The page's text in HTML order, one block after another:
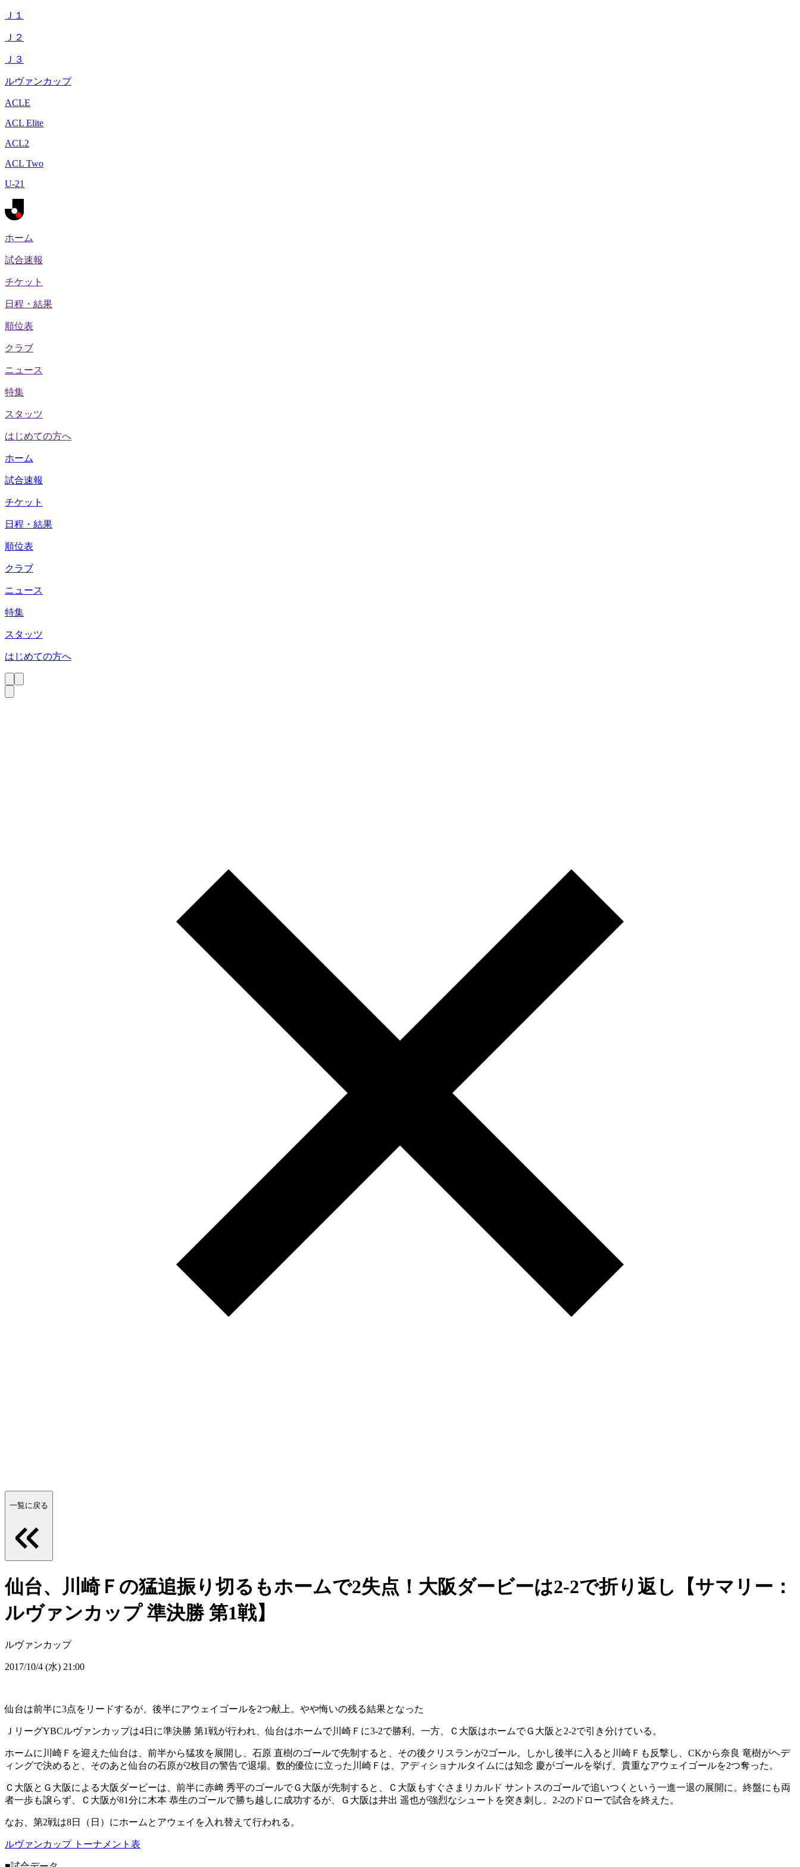
Ｊ１
Ｊ２
Ｊ３
ルヴァンカップ
ACLE
ACL Elite
ACL2
ACL Two
U-21
ホーム
試合速報
チケット
日程・結果
順位表
クラブ
ニュース
特集
スタッツ
はじめての方へ
ホーム
試合速報
チケット
日程・結果
順位表
クラブ
ニュース
特集
スタッツ
はじめての方へ
一覧に戻る
仙台、川崎Ｆの猛追振り切るもホームで2失点！大阪ダービーは2-2で折り返し【サマリー：
ルヴァンカップ 準決勝 第1戦】
ルヴァンカップ
2017/10/4 (水) 21:00
仙台は前半に3点をリードするが、後半にアウェイゴールを2つ献上。やや悔いの残る結果となった
ＪリーグYBCルヴァンカップは4日に準決勝 第1戦が行われ、仙台はホームで川崎Ｆに3-2で勝利。一方、Ｃ大阪はホームでＧ大阪と2-2で引き分けている。
ホームに川崎Ｆを迎えた仙台は、前半から猛攻を展開し、石原 直樹のゴールで先制すると、その後クリスランが2ゴール。しかし後半に入ると川崎Ｆも反撃し、CKから奈良 竜樹がヘデ
ィングで決めると、そのあと仙台の石原が2枚目の警告で退場。数的優位に立った川崎Ｆは、アディショナルタイムには知念 慶がゴールを挙げ、貴重なアウェイゴールを2つ奪った。
Ｃ大阪とＧ大阪による大阪ダービーは、前半に赤﨑 秀平のゴールでＧ大阪が先制すると、Ｃ大阪もすぐさまリカルド サントスのゴールで追いつくという一進一退の展開に。終盤にも両
者一歩も譲らず、Ｃ大阪が81分に木本 恭生のゴールで勝ち越しに成功するが、Ｇ大阪は井出 遥也が強烈なシュートを突き刺し、2-2のドローで試合を終えた。
なお、第2戦は8日（日）にホームとアウェイを入れ替えて行われる。
ルヴァンカップ トーナメント表